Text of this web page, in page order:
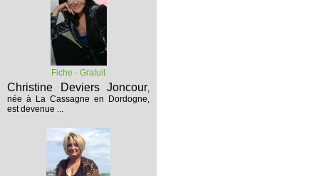
Fiche - Gratuit
Christine Deviers Joncour,
née à La Cassagne en Dordogne,
est devenue ...